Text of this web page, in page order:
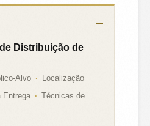
Distribuição de
Alvo
Localização
Entrega
Técnicas de